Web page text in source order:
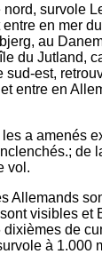
survole
en mer
au
du Jutland,
sud-est,
entre en
a amenés
de
vol.
Allemands
visibles et
de
à 1.000